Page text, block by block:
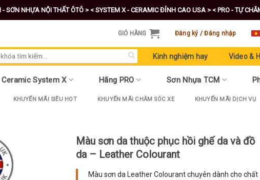
- SƠN NHỰA NỘI THẤT ÔTÔ > < SYSTEM X - CERAMIC ĐỈNH CAO USA > < PRO - TỰ
GIỎ HÀNG Đăng ký / Đăng nhập
Kinh nghiệm hay Video &
Ceramic System X Hãng PRO Sơn Nhựa TCM
KHUYẾN MÃI SIÊU HOT KHUYẾN MÃI CHĂM SÓC XE KHUYẾN MÃI DỊCH VỤ
Màu sơn da thuộc phục hồi ghế da và đồ
da – Leather Colourant
Màu sơn da Leather Colourant chuyên dành cho chất